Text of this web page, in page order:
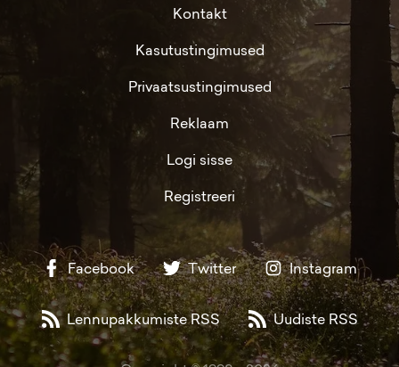
Kontakt
Kasutustingimused
Privaatsustingimused
Reklaam
Logi sisse
Registreeri
Facebook Twitter Instagram
Lennupakkumiste RSS Uudiste RSS